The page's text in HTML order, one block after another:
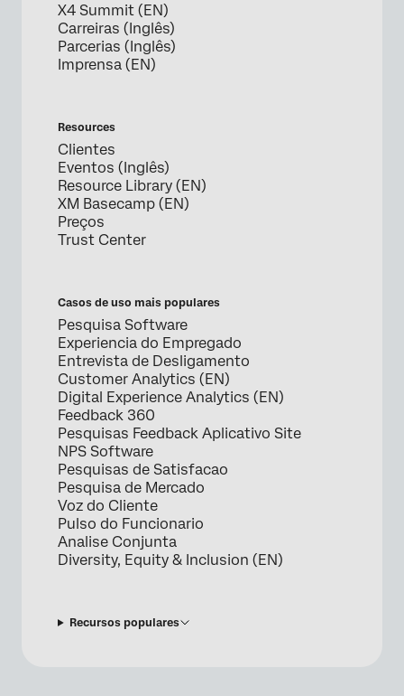
X4 Summit (EN)
Carreiras (Inglês)
Parcerias (Inglês)
Imprensa (EN)
Resources
Clientes
Eventos (Inglês)
Resource Library (EN)
XM Basecamp (EN)
Preços
Trust Center
Casos de uso mais populares
Pesquisa Software
Experiencia do Empregado
Entrevista de Desligamento
Customer Analytics (EN)
Digital Experience Analytics (EN)
Feedback 360
Pesquisas Feedback Aplicativo Site
NPS Software
Pesquisas de Satisfacao
Pesquisa de Mercado
Voz do Cliente
Pulso do Funcionario
Analise Conjunta
Diversity, Equity & Inclusion (EN)
Recursos populares